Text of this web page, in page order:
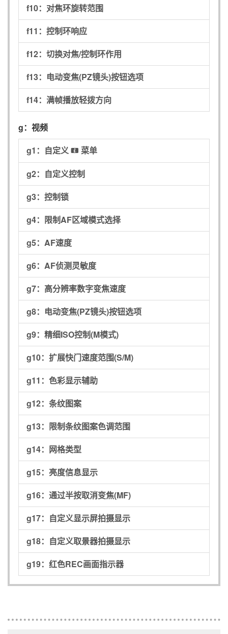
f10： 对焦环旋转范围
f11： 控制环响应
f12： 切换对焦/控制环作用
f13： 电动变焦(PZ镜头)按钮选项
f14： 满帧播放轻拨方向
g： 视频
g1： 自定义 i 菜单
g2： 自定义控制
g3： 控制锁
g4： 限制AF区域模式选择
g5： AF速度
g6： AF侦测灵敏度
g7： 高分辨率数字变焦速度
g8： 电动变焦(PZ镜头)按钮选项
g9： 精细ISO控制(M模式)
g10： 扩展快门速度范围(S/M)
g11： 色彩显示辅助
g12： 条纹图案
g13： 限制条纹图案色调范围
g14： 网格类型
g15： 亮度信息显示
g16： 通过半按取消变焦(MF)
g17： 自定义显示屏拍摄显示
g18： 自定义取景器拍摄显示
g19： 红色REC画面指示器